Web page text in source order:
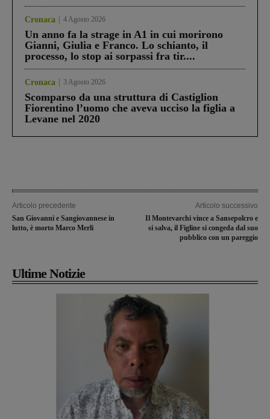
Cronaca 4 Agosto 2026
Un anno fa la strage in A1 in cui morirono
Gianni, Giulia e Franco. Lo schianto, il
processo, lo stop ai sorpassi fra tir....
Cronaca 3 Agosto 2026
Scomparso da una struttura di Castiglion
Fiorentino l’uomo che aveva ucciso la figlia a
Levane nel 2020
Articolo precedente
San Giovanni e Sangiovannese in
lutto, è morto Marco Merli
Articolo successivo
Il Montevarchi vince a Sansepolcro e
si salva, il Figline si congeda dal suo
pubblico con un pareggio
Ultime Notizie